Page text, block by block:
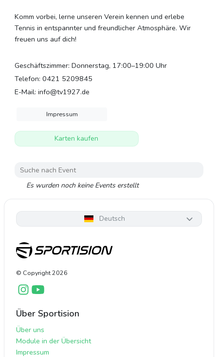
Komm vorbei, lerne unseren Verein kennen und erlebe
Tennis in entspannter und freundlicher Atmosphäre. Wir
freuen uns auf dich!
Geschäftszimmer: Donnerstag, 17:00–19:00 Uhr
Telefon: 0421 5209845
E-Mail: info@tv1927.de
Impressum
Karten kaufen
Es wurden noch keine Events erstellt
Deutsch
© Copyright2026
Über Sportision
Über uns
Module in der Übersicht
Impressum